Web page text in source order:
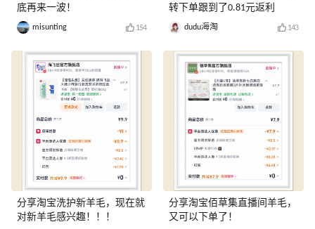
底再来一波！
misunting 154
分享淘宝洗护新羊毛，现在就
对新羊毛感兴趣！！！
转下单跟到了0.81元返利
dudu海淘 143
分享淘宝佰草集直播间羊毛，
又可以下单了！